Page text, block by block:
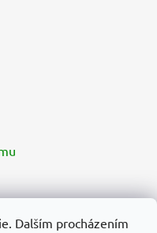
Dalším procházením